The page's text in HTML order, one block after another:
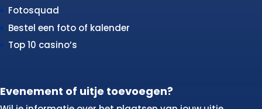
Fotosquad
Bestel een foto of kalender
Top 10 casino’s
Evenement of uitje toevoegen?